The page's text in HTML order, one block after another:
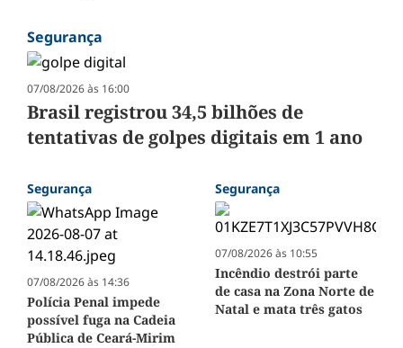
Segurança
07/08/2026 às 16:00
Brasil registrou 34,5 bilhões de
tentativas de golpes digitais em 1 ano
Segurança
07/08/2026 às 14:36
Polícia Penal impede
possível fuga na Cadeia
Pública de Ceará-Mirim
Segurança
07/08/2026 às 10:55
Incêndio destrói parte
de casa na Zona Norte de
Natal e mata três gatos